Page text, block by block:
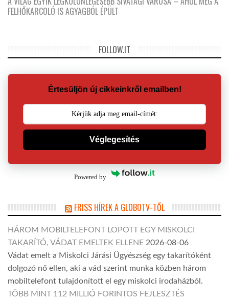
FELHŐKARCOLÓ IS AGYAGBÓL ÉPÜLT
FOLLOW.IT
Értesüljön új cikkeinkről emailben!
Véglegesítés
Powered by
FRISS HÍREK A GLOBOTV-TŐL
HÁROM MOBILTELEFONT LOPOTT EGY MISKOLCI
TAKARÍTÓ, VÁDAT EMELTEK ELLENE 2026-08-06
Vádat emelt a Miskolci Járási Ügyészség egy takarítóként
dolgozó nő ellen, aki a vád szerint munka közben három
mobiltelefont tulajdonított el egy miskolci irodaházból.
TÖBB MINT 112 MILLIÓ FORINTOS FEJLESZTÉS